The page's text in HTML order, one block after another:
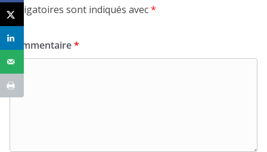
obligatoires sont indiqués avec*
Commentaire*